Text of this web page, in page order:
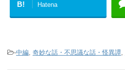
B! Hatena
-中編 奇妙な話・不思議な話・怪異譚